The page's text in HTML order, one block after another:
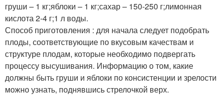
груши – 1 кг;яблоки – 1 кг;сахар – 150-250 г;лимонная
кислота 2-4 г;1 л воды.
Способ приготовления : для начала следует подобрать
плоды, соответствующие по вкусовым качествам и
структуре плодам, которые необходимо подвергать
процессу высушивания. Информацию о том, какие
должны быть груши и яблоки по консистенции и зрелости
можно узнать, поднявшись стрелочкой верх.